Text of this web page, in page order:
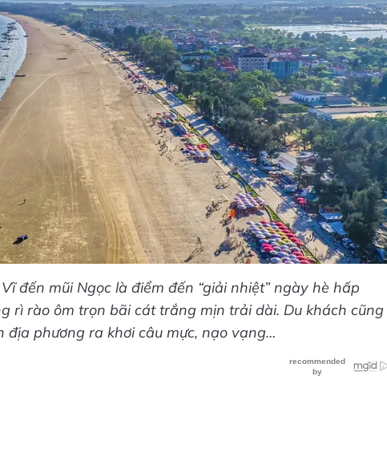
đến mũi Ngọc là điểm đến “giải nhiệt” ngày hè hấp
rì rào ôm trọn bãi cát trắng mịn trải dài. Du khách cũng
phương ra khơi câu mực, nạo vạng…